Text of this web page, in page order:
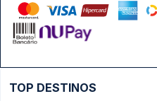
TOP DESTINOS